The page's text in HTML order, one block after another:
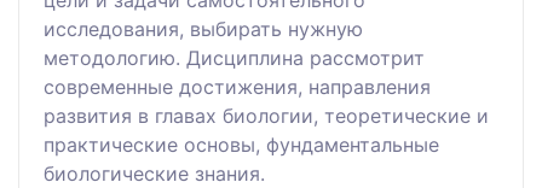
исследования, выбирать нужную
методологию. Дисциплина рассмотрит
современные достижения, направления
развития в главах биологии, теоретические и
практические основы, фундаментальные
биологические знания.